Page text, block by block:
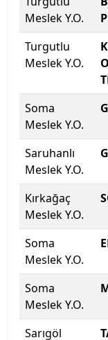
Sakarya
Sakarya
Samsun
Sanko
Selçuk
Siirt
Sinop
Sivas Bilim
Sivas
Süleyman
Meslek Y.O.
Turgutlu
Meslek Y.O.
Soma
Meslek Y.O.
Saruhanlı
Meslek Y.O.
Kırkağaç
Meslek Y.O.
Soma
Meslek Y.O.
Soma
Meslek Y.O.
Sarıgöl